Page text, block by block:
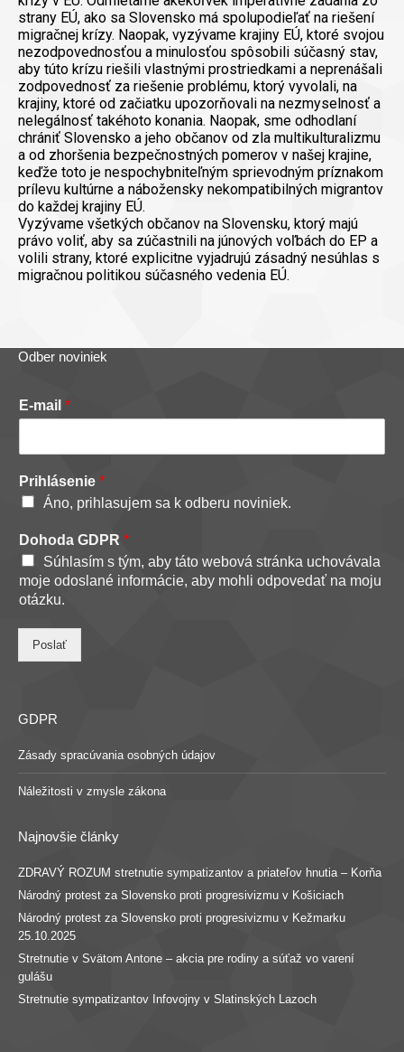
strany EÚ, ako sa Slovensko má spolupodieľať na riešení
migračnej krízy. Naopak, vyzývame krajiny EÚ, ktoré svojou
nezodpovednosťou a minulosťou spôsobili súčasný stav,
aby túto krízu riešili vlastnými prostriedkami a neprenášali
zodpovednosť za riešenie problému, ktorý vyvolali, na
krajiny, ktoré od začiatku upozorňovali na nezmyselnosť a
nelegálnosť takéhoto konania. Naopak, sme odhodlaní
chrániť Slovensko a jeho občanov od zla multikulturalizmu
a od zhoršenia bezpečnostných pomerov v našej krajine,
keďže toto je nespochybniteľným sprievodným príznakom
prílevu kultúrne a nábožensky nekompatibilných migrantov
do každej krajiny EÚ.
Vyzývame všetkých občanov na Slovensku, ktorý majú
právo voliť, aby sa zúčastnili na júnových voľbách do EP a
volili strany, ktoré explicitne vyjadrujú zásadný nesúhlas s
migračnou politikou súčasného vedenia EÚ.
Odber noviniek
E-mail *
Prihlásenie *
Áno, prihlasujem sa k odberu noviniek.
Dohoda GDPR *
Súhlasím s tým, aby táto webová stránka uchovávala
moje odoslané informácie, aby mohli odpovedať na moju
otázku.
Poslať
GDPR
Zásady spracúvania osobných údajov
Náležitosti v zmysle zákona
Najnovšie články
ZDRAVÝ ROZUM stretnutie sympatizantov a priateľov hnutia – Korňa
Národný protest za Slovensko proti progresivizmu v Košiciach
Národný protest za Slovensko proti progresivizmu v Kežmarku
25.10.2025
Stretnutie v Svätom Antone – akcia pre rodiny a súťaž vo varení
gulášu
Stretnutie sympatizantov Infovojny v Slatinských Lazoch